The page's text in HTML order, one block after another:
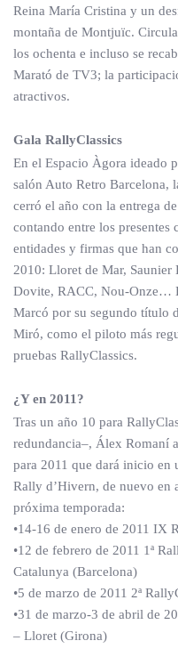
Reina María Cristina y un
montaña de Montjuïc.
los ochenta e incluso se
Marató de TV3; la
atractivos.
Gala RallyClassics
En el Espacio Àgora ideado
salón Auto Retro Barcelona,
cerró el año con la entrega
contando entre los presentes
entidades y firmas que han
2010: Lloret de Mar,
Dovite, RACC, Nou-Onze…
Marcó por su segundo título
Miró, como el piloto más
pruebas RallyClassics.
¿Y en 2011?
Tras un año 10 para
redundancia–, Álex Romaní
para 2011 que dará inicio en
Rally d’Hivern, de nuevo en
próxima temporada:
•14-16 de enero de 2011 IX
•12 de febrero de 2011 1ª
Catalunya (Barcelona)
•5 de marzo de 2011 2ª
•31 de marzo-3 de abril de
– Lloret (Girona)